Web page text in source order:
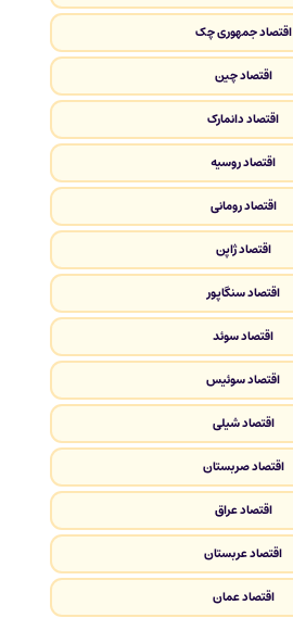
اقتصاد جمهوری چک
اقتصاد چین
اقتصاد دانمارک
اقتصاد روسیه
اقتصاد رومانی
اقتصاد ژاپن
اقتصاد سنگاپور
اقتصاد سوئد
اقتصاد سوئیس
اقتصاد شیلی
اقتصاد صربستان
اقتصاد عراق
اقتصاد عربستان
اقتصاد عمان